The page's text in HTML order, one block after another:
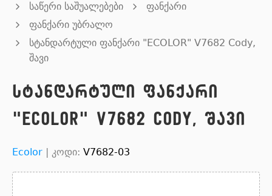
საწერი საშუალებები
ფანქარი
ფანქარი უბრალო
სტანდარტული ფანქარი "ECOLOR" V7682 Cody,
შავი
სტანდარტული ფანქარი
"ECOLOR" V7682 Cody, შავი
Ecolor | კოდი: V7682-03